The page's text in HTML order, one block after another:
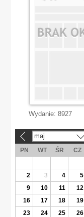
Wydanie: 8927
maj
PN WT ŚR CZ
2
3 4 5
9
10 11 12
16
17 18 19
23
24 25 26